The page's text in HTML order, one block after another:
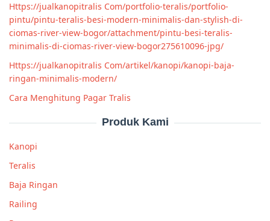
Https://jualkanopitralis Com/portfolio-teralis/portfolio-
pintu/pintu-teralis-besi-modern-minimalis-dan-stylish-di-
ciomas-river-view-bogor/attachment/pintu-besi-teralis-
minimalis-di-ciomas-river-view-bogor275610096-jpg/
Https://jualkanopitralis Com/artikel/kanopi/kanopi-baja-
ringan-minimalis-modern/
Cara Menghitung Pagar Tralis
Produk Kami
Kanopi
Teralis
Baja Ringan
Railing